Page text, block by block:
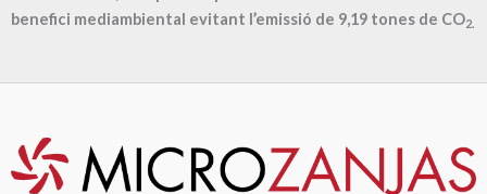
benefici mediambiental evitant l’emissió de 9,19 tones de CO2.